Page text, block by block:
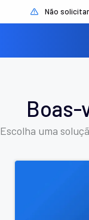
Não
Boas-
Escolha uma